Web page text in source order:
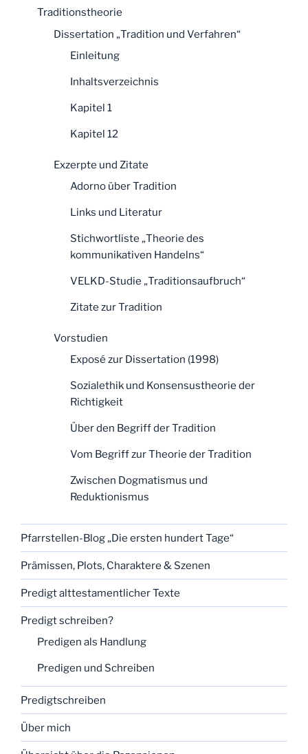
Traditionstheorie
Dissertation „Tradition und Verfahren“
Einleitung
Inhaltsverzeichnis
Kapitel 1
Kapitel 12
Exzerpte und Zitate
Adorno über Tradition
Links und Literatur
Stichwortliste „Theorie des
kommunikativen Handelns“
VELKD-Studie „Traditionsaufbruch“
Zitate zur Tradition
Vorstudien
Exposé zur Dissertation (1998)
Sozialethik und Konsensustheorie der
Richtigkeit
Über den Begriff der Tradition
Vom Begriff zur Theorie der Tradition
Zwischen Dogmatismus und
Reduktionismus
Pfarrstellen-Blog „Die ersten hundert Tage“
Prämissen, Plots, Charaktere & Szenen
Predigt alttestamentlicher Texte
Predigt schreiben?
Predigen als Handlung
Predigen und Schreiben
Predigtschreiben
Über mich